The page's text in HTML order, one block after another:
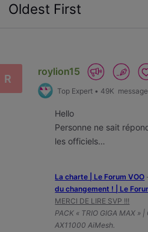
Oldest First
First
R
roylion15
Top Expert• 49K
Hello
Personne ne sait
les officiels…
La charte | Le Forum VOO
du changement ! | Le
MERCI DE LIRE SVP !!!
PACK « TRIO GIGA MAX
AX11000 AiMesh.